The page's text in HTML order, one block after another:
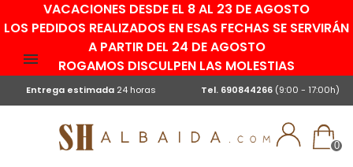
VACACIONES DESDE EL 8 AL 23 DE AGOSTO
LOS PEDIDOS REALIZADOS EN ESAS FECHAS SE SERVIRÁN
A PARTIR DEL 24 DE AGOSTO
ROGAMOS DISCULPEN LAS MOLESTIAS
Entrega estimada 24 horas Tel. 690844266 (9:00 - 17:00h)
0